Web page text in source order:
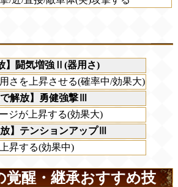
】闘気増強Ⅱ(器用さ)
さを上昇させる(確率中/効果大)
で解放】勇健強撃Ⅲ
ジが上昇する(効果大)
放】テンションアップⅢ
昇する(効果中)
覚醒・継承おすすめ技